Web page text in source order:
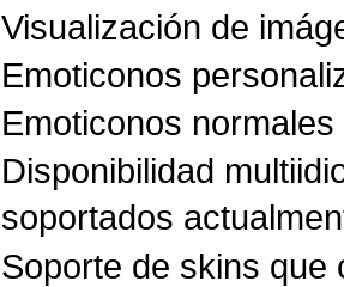
Visualización de
Emoticonos
Emoticonos
Disponibilidad
soportados
Soporte de skins que